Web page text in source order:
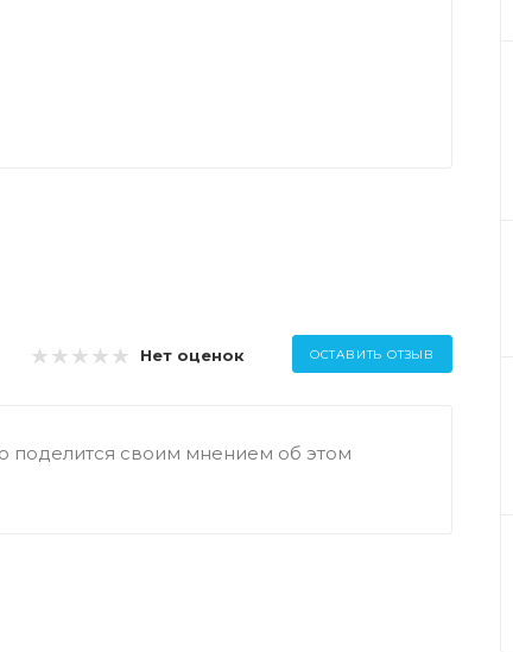
Нет оценок ОСТАВИТЬ ОТЗЫВ
поделится своим мнением об этом